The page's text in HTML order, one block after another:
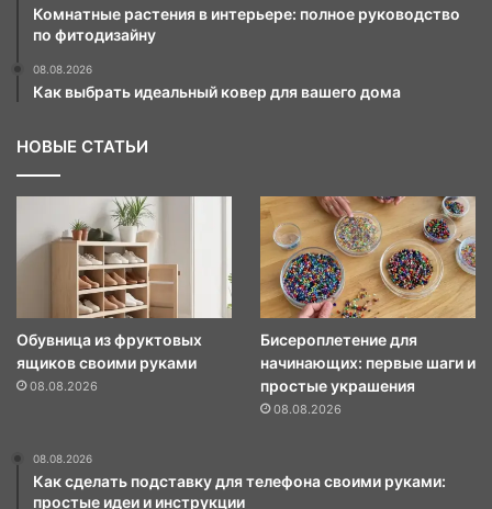
Комнатные растения в интерьере: полное руководство
по фитодизайну
08.08.2026
Как выбрать идеальный ковер для вашего дома
НОВЫЕ СТАТЬИ
Обувница из фруктовых
ящиков своими руками
08.08.2026
Бисероплетение для
начинающих: первые шаги и
простые украшения
08.08.2026
08.08.2026
Как сделать подставку для телефона своими руками:
простые идеи и инструкции